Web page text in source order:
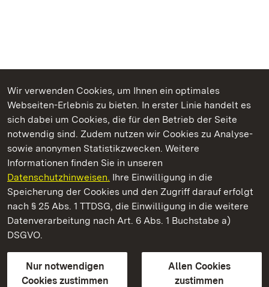
Wir verwenden Cookies, um Ihnen ein optimales
Webseiten-Erlebnis zu bieten. In erster Linie handelt es
sich dabei um Cookies, die für den Betrieb der Seite
notwendig sind. Zudem nutzen wir Cookies zu Analyse-
sowie anonymen Statistikzwecken. Weitere
Informationen finden Sie in unseren
Datenschutzhinweisen. Ihre Einwilligung in die
Speicherung der Cookies und den Zugriff darauf erfolgt
nach § 25 Abs. 1 TTDSG, die Einwilligung in die weitere
Datenverarbeitung nach Art. 6 Abs. 1 Buchstabe a)
DSGVO.
Nur notwendigen
Cookies zustimmen
Allen Cookies
zustimmen
Kommen. Staunen. Genießen.
Sammlung Domnick
Staatliche Schlösser und Gärten Baden-Württemberg
Kontakt
GebärdenspracheLeichte Sprache
Erklärung zur Barrierefreiheit
BITV-konform (geprüfte Seiten)